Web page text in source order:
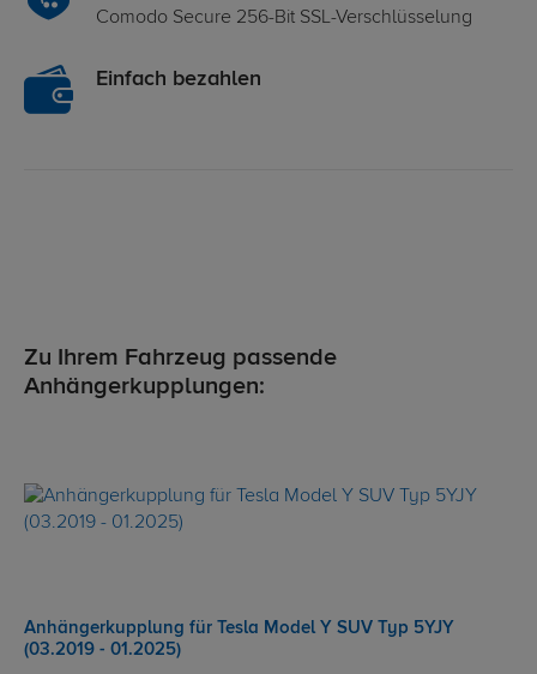
Comodo Secure 256-Bit SSL-Verschlüsselung
Einfach bezahlen
Zu Ihrem Fahrzeug passende
Anhängerkupplungen:
Anhängerkupplung für Tesla Model Y SUV Typ 5YJY
(03.2019 - 01.2025)